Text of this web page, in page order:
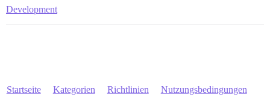
Development
Startseite Kategorien Richtlinien Nutzungsbedingungen